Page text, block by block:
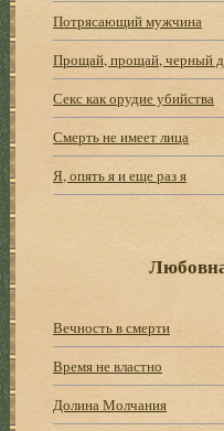
Потрясающий мужчина
Прощай, прощай, черный
Секс как орудие убийства
Смерть не имеет лица
Я, опять я и еще раз я
Вечность в смерти
Время не властно
Долина Молчания